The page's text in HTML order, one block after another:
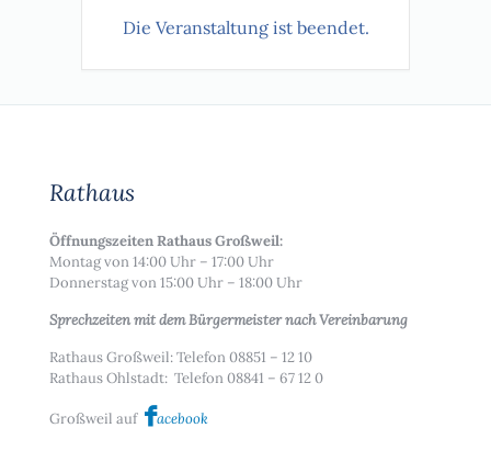
Die Veranstaltung ist beendet.
Rathaus
Öffnungszeiten Rathaus Großweil:
Montag von 14:00 Uhr – 17:00 Uhr
Donnerstag von 15:00 Uhr – 18:00 Uhr
Sprechzeiten mit dem Bürgermeister nach Vereinbarung
Rathaus Großweil: Telefon 08851 – 12 10
Rathaus Ohlstadt: Telefon 08841 – 67 12 0
Großweil auf acebook